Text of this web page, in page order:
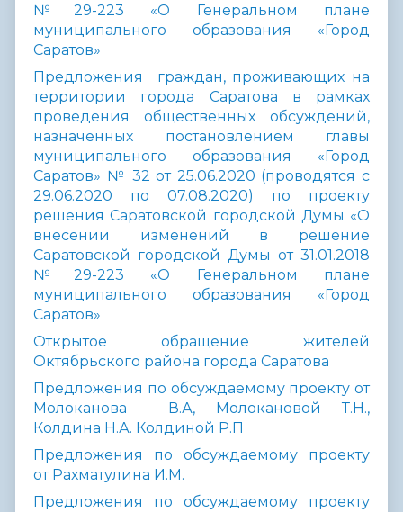
№29-223 «О Генеральном плане
муниципального образования «Город
Саратов»
Предложения граждан, проживающих на
территории города Саратова в рамках
проведения общественных обсуждений,
назначенных постановлением главы
муниципального образования «Город
Саратов» № 32 от 25.06.2020 (проводятся с
29.06.2020 по 07.08.2020) по проекту
решения Саратовской городской Думы «О
внесении изменений в решение
Саратовской городской Думы от 31.01.2018
№29-223 «О Генеральном плане
муниципального образования «Город
Саратов»
Открытое обращение жителей
Октябрьского района города Саратова
Предложения по обсуждаемому проекту от
Молоканова В.А, Молокановой Т.Н.,
Колдина Н.А. Колдиной Р.П
Предложения по обсуждаемому проекту
от Рахматулина И.М.
Предложения по обсуждаемому проекту